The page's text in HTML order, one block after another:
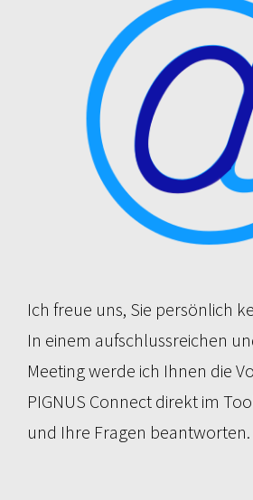
Ich freue uns, Sie persönlich
In einem aufschlussreichen
Meeting werde ich Ihnen die
PIGNUS Connect direkt im
und Ihre Fragen beantworten.